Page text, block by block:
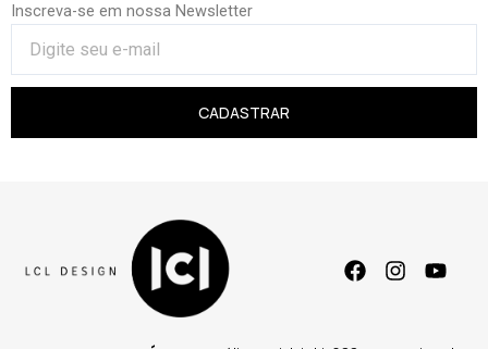
Inscreva-se em nossa Newsletter
CADASTRAR